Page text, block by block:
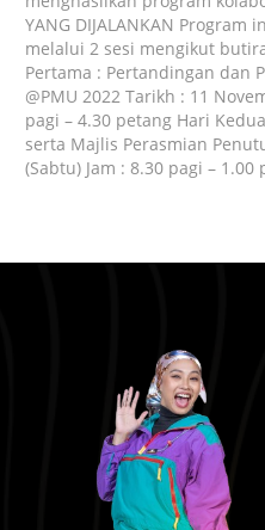
YANG DIJALANKAN
melalui 2 sesi mengikut
Pertama : Pertandingan dan
@PMU 2022 Tarikh : 11
pagi – 4.30 petang Hari
serta Majlis Perasmian
(Sabtu) Jam : 8.30 pagi – 1.00